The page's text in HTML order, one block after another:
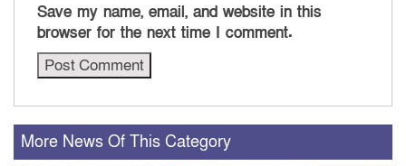
Save my name, email, and website in this
browser for the next time I comment.
More News Of This Category